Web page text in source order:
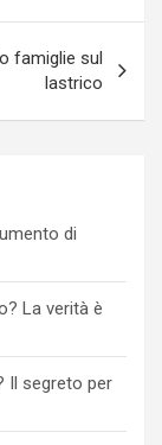
famiglie sul
lastrico
di
La verità è
Il segreto per